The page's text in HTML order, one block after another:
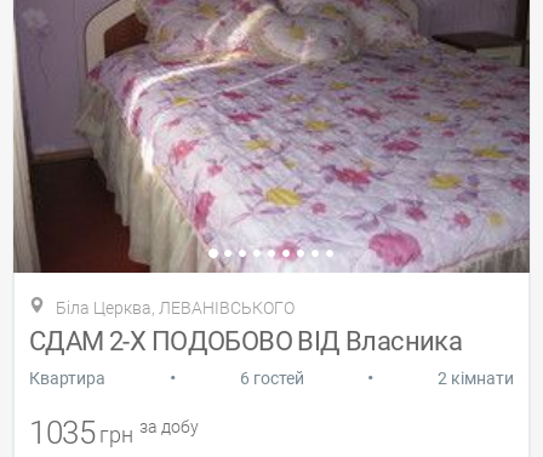
Біла Церква, ЛЕВАНІВСЬКОГО
СДАМ 2-Х ПОДОБОВО ВІД Власника
Квартира • 6 гостей • 2 кімнати
1035 грн за добу